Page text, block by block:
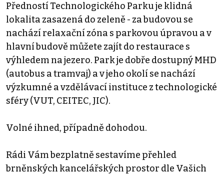
Předností Technologického Parku je klidná
lokalita zasazená do zeleně - za budovou se
nachází relaxační zóna s parkovou úpravou a v
hlavní budově můžete zajít do restaurace s
výhledem na jezero. Park je dobře dostupný MHD
(autobus a tramvaj) a v jeho okolí se nachází
výzkumné a vzdělávací instituce z technologické
sféry (VUT, CEITEC, JIC).
Volné ihned, případně dohodou.
Rádi Vám bezplatně sestavíme přehled
brněnských kancelářských prostor dle Vašich